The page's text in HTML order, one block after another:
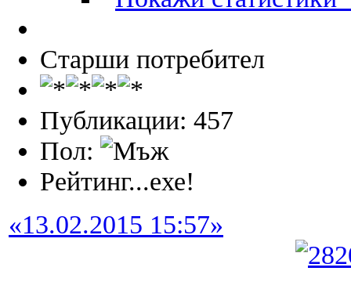
Старши потребител
Публикации: 457
Пол:
Рейтинг...ехе!
«13.02.2015 15:57»